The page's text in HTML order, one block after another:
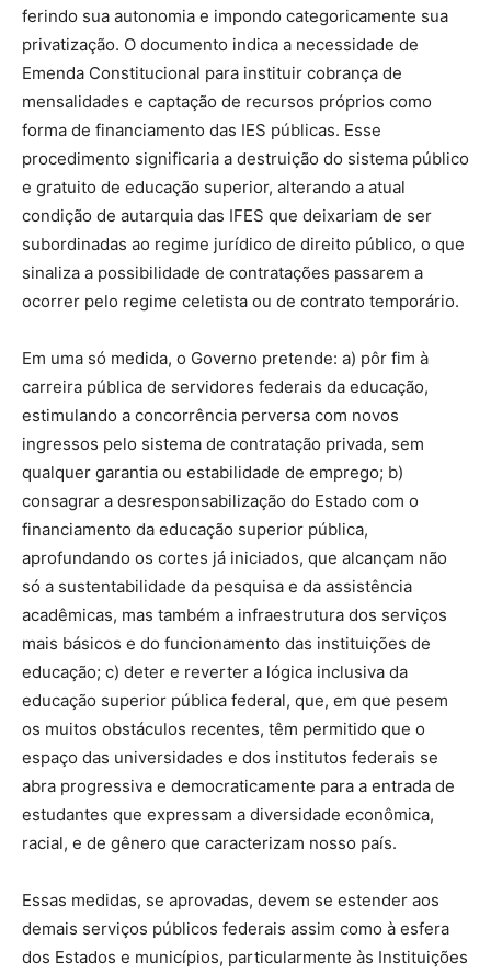
ferindo sua autonomia e impondo categoricamente sua
privatização. O documento indica a necessidade de
Emenda Constitucional para instituir cobrança de
mensalidades e captação de recursos próprios como
forma de financiamento das IES públicas. Esse
procedimento significaria a destruição do sistema público
e gratuito de educação superior, alterando a atual
condição de autarquia das IFES que deixariam de ser
subordinadas ao regime jurídico de direito público, o que
sinaliza a possibilidade de contratações passarem a
ocorrer pelo regime celetista ou de contrato temporário.
Em uma só medida, o Governo pretende: a) pôr fim à
carreira pública de servidores federais da educação,
estimulando a concorrência perversa com novos
ingressos pelo sistema de contratação privada, sem
qualquer garantia ou estabilidade de emprego; b)
consagrar a desresponsabilização do Estado com o
financiamento da educação superior pública,
aprofundando os cortes já iniciados, que alcançam não
só a sustentabilidade da pesquisa e da assistência
acadêmicas, mas também a infraestrutura dos serviços
mais básicos e do funcionamento das instituições de
educação; c) deter e reverter a lógica inclusiva da
educação superior pública federal, que, em que pesem
os muitos obstáculos recentes, têm permitido que o
espaço das universidades e dos institutos federais se
abra progressiva e democraticamente para a entrada de
estudantes que expressam a diversidade econômica,
racial, e de gênero que caracterizam nosso país.
Essas medidas, se aprovadas, devem se estender aos
demais serviços públicos federais assim como à esfera
dos Estados e municípios, particularmente às Instituições